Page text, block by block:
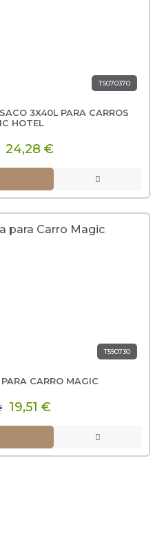
TS070370
3X40L PARA CARROS
HOTEL
24,28 €
T590730
CARRO MAGIC
19,51 €